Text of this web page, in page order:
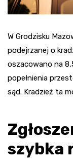
W Grodzisku
podejrzanej o
oszacowano na
popełnienia
sąd. Kradzież ta
szybka